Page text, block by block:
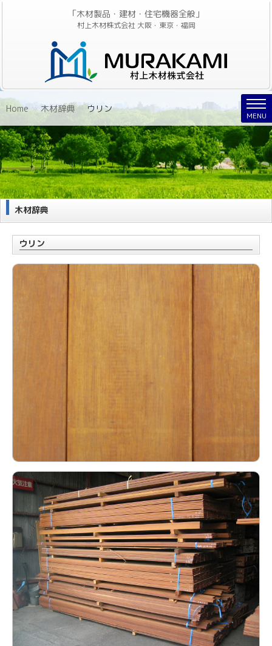
「木材製品・建材・住宅機器全般」
村上木材株式会社 大阪・東京・福岡
MENU
Home » 木材辞典 » ウリン
木材辞典
ウリン